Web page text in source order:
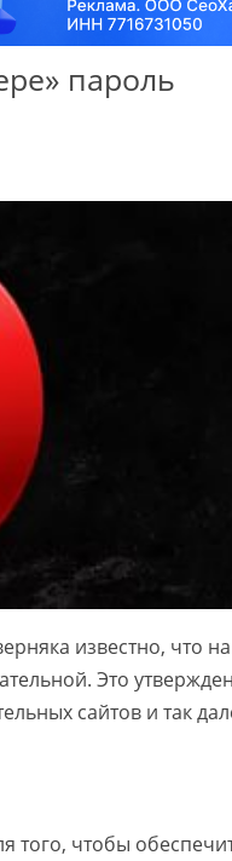
пароль
известно, что
Это
сайтов и так
того, чтобы